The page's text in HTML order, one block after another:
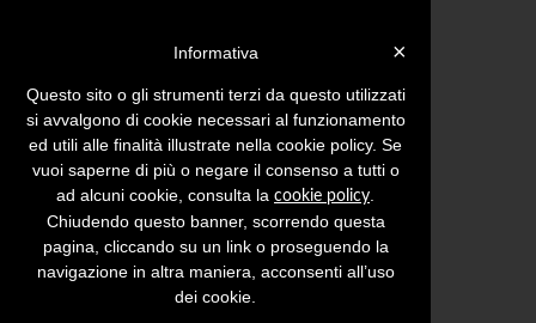
Menu Inserisci comunicato
Comunicati stampa con tema: Eventi
“Frescheggiare. Orti Botanici,
Rifugi Climatici Urbani”: dal 14
×
Informativa
Questo sito o gli strumenti terzi da questo utilizzati
si avvalgono di cookie necessari al funzionamento
ed utili alle finalità illustrate nella cookie policy. Se
vuoi saperne di più o negare il consenso a tutti o
ad alcuni cookie, consulta la cookie policy
Chiudendo questo banner, scorrendo questa
pagina, cliccando su un link o proseguendo la
navigazione in altra maniera, acconsenti all’uso
dei cookie.